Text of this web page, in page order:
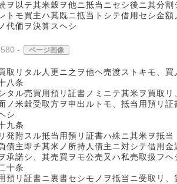
ヲ以テ其米穀ヲ他ニ抵当ニセシ後ニ其分
トモ買主ハ其既ニ抵当トシテ借用セシ金
代価ヲ決算スヘシ
- ページ画像
取リタル人更ニ之ヲ他ヘ売渡ストキモ、
条
タル売買用預リ証書ノミニテ其米ヲ買取
ノ米穀受取方ヲ申出ルトモ、抵当用預リ
シ
条
発附スル抵当用預リ証書ハ殊ニ其米ヲ抵
債主即チ其米ノ所持人債主ニ対シテ借用
承諾シ、其売買ヲモ公売又ハ私売取扱フヘ
条
預リ証書ニ裏書セシモノヲ抵当ニ受取リ